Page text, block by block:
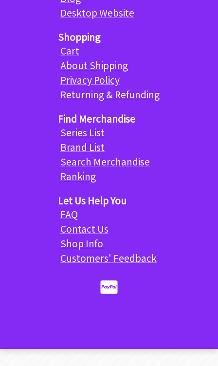
Desktop Website
Shopping
Cart
About Shipping
Privacy Policy
Returning & Refunding
Find Merchandise
Series List
Brand List
Search Merchandise
Ranking
Let Us Help You
FAQ
Contact Us
Shop Info
Customers' Feedback